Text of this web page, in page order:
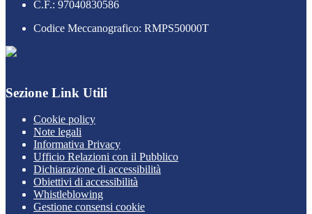
C.F.: 97040830586
Codice Meccanografico: RMPS50000T
Sezione Link Utili
Cookie policy
Note legali
Informativa Privacy
Ufficio Relazioni con il Pubblico
Dichiarazione di accessibilità
Obiettivi di accessibilità
Whistleblowing
Gestione consensi cookie